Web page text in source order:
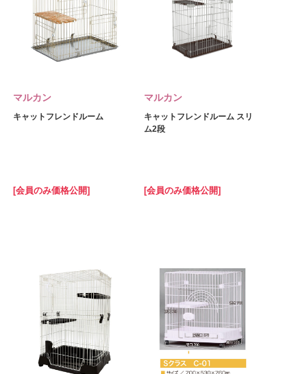
マルカン
キャットフレンドルーム
[会員のみ価格公開]
マルカン
キャットフレンドルーム スリ
ム2段
[会員のみ価格公開]